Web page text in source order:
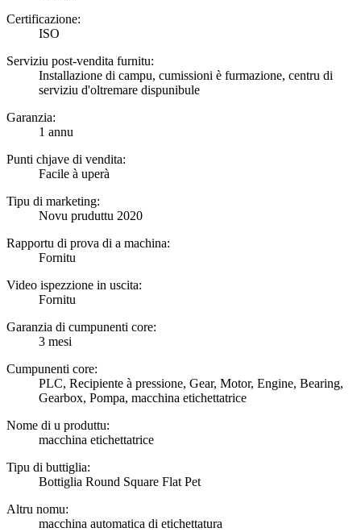
Certificazione:
ISO
Serviziu post-vendita furnitu:
Installazione di campu, cumissioni è furmazione, centru di
serviziu d'oltremare dispunibule
Garanzia:
1 annu
Punti chjave di vendita:
Facile à uperà
Tipu di marketing:
Novu pruduttu 2020
Rapportu di prova di a machina:
Fornitu
Video ispezzione in uscita:
Fornitu
Garanzia di cumpunenti core:
3 mesi
Cumpunenti core:
PLC, Recipiente à pressione, Gear, Motor, Engine, Bearing,
Gearbox, Pompa, macchina etichettatrice
Nome di u produttu:
macchina etichettatrice
Tipu di buttiglia:
Bottiglia Round Square Flat Pet
Altru nomu:
macchina automatica di etichettatura